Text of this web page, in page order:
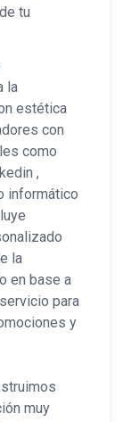
tu
la
estética
con
como
,
informático
la
en base a
para
y
muy